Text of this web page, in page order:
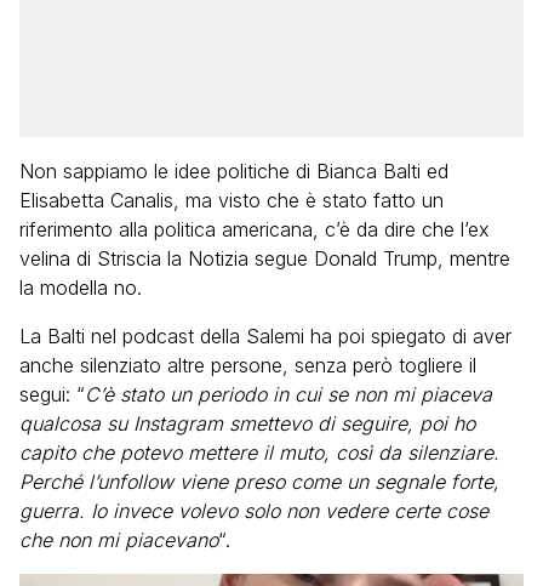
Non sappiamo le idee politiche di Bianca Balti ed
Elisabetta Canalis, ma visto che è stato fatto un
riferimento alla politica americana, c’è da dire che l’ex
velina di Striscia la Notizia segue Donald Trump, mentre
la modella no.
La Balti nel podcast della Salemi ha poi spiegato di aver
anche silenziato altre persone, senza però togliere il
segui: “C’è stato un periodo in cui se non mi piaceva
qualcosa su Instagram smettevo di seguire, poi ho
capito che potevo mettere il muto, così da silenziare.
Perché l’unfollow viene preso come un segnale forte,
guerra. Io invece volevo solo non vedere certe cose
che non mi piacevano“.